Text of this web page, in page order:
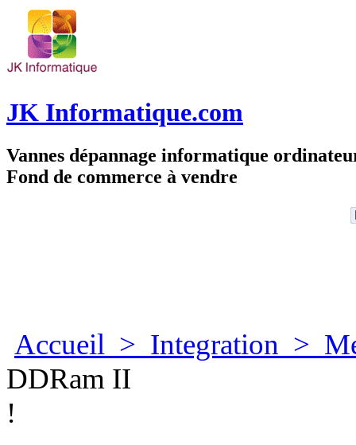
JK Informatique.com
Vannes dépannage informatique
Fond de commerce à vendre
Accueil > Integration >
DDRam II
!